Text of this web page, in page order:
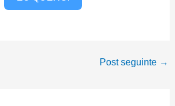
Post seguinte →